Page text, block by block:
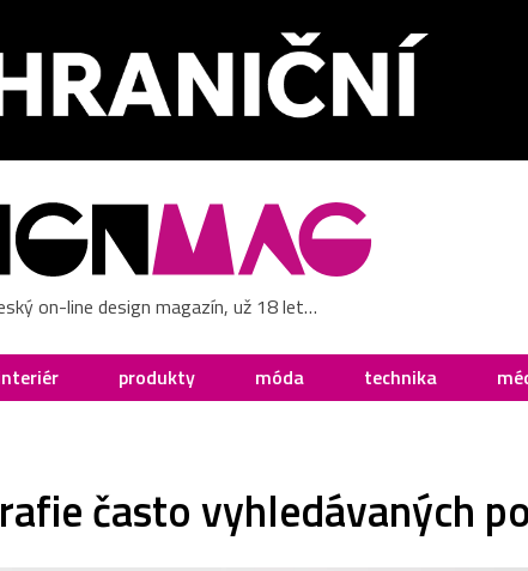
on-line design magazín, už 18 let…
produkty móda technika
často vyhledávaných